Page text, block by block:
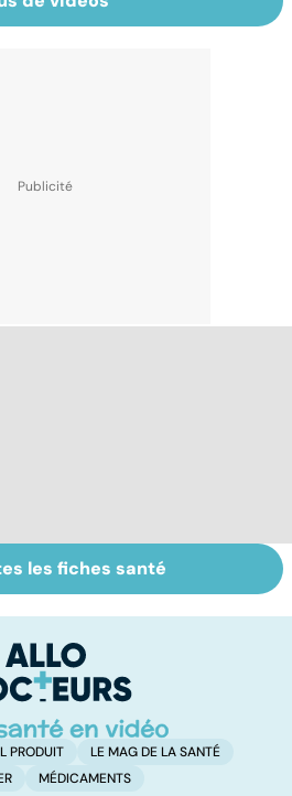
Votre santé en
vacances
les fiches santé
PRODUIT
LE MAG DE LA SANTÉ
MÉDICAMENTS